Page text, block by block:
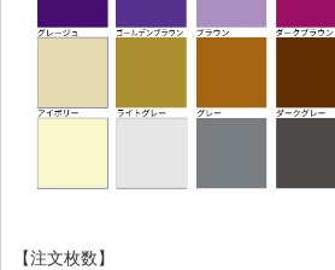
【注文枚数】